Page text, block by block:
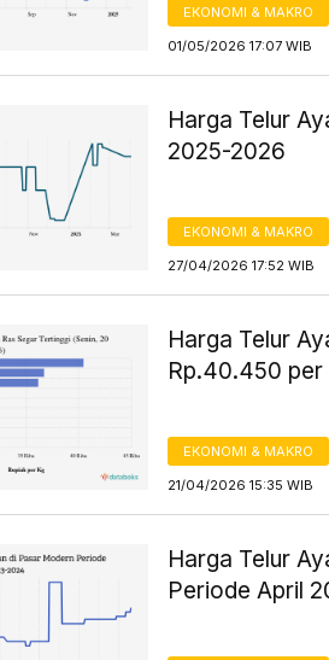
EKONOMI & MAKRO
01/05/2026 17:07 WIB
Harga Telur
2025-2026
EKONOMI & MAKRO
27/04/2026 17:52 WIB
Harga Telur
Rp.40.450 per
EKONOMI & MAKRO
21/04/2026 15:35 WIB
Harga Telur
Periode April